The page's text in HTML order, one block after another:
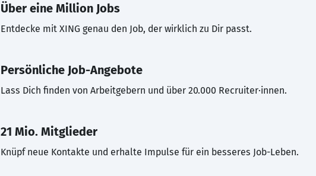
Über eine Million Jobs
Entdecke mit XING genau den Job, der wirklich zu Dir passt.
Persönliche Job-Angebote
Lass Dich finden von Arbeitgebern und über 20.000 Recruiter·innen.
21 Mio. Mitglieder
Knüpf neue Kontakte und erhalte Impulse für ein besseres Job-Leben.